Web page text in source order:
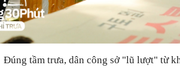
Đúng tầm trưa, dân công sở "lũ lượt" từ